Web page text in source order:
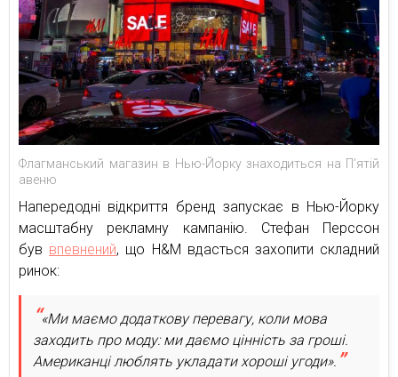
Флагманський магазин в Нью-Йорку знаходиться на П’ятій
авеню
Напередодні відкриття бренд запускає в Нью-Йорку
масштабну рекламну кампанію. Стефан Перссон
був впевнений, що H&M вдасться захопити складний
ринок:
«Ми маємо додаткову перевагу, коли мова
заходить про моду: ми даємо цінність за гроші.
Американці люблять укладати хороші угоди».